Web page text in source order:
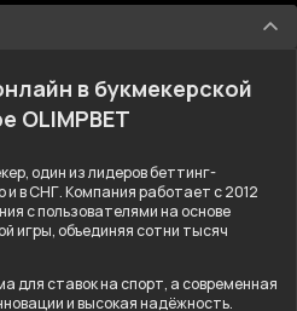
в букмекерской
OLIMPBET
один из лидеров беттинг-
и в СНГ. Компания работает с 2012
с пользователями на основе
игры, объединяя сотни тысяч
для ставок на спорт, а современная
и высокая надёжность.